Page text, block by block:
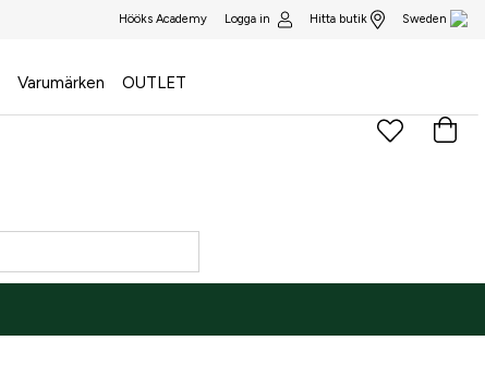
Hööks Academy Logga in Hitta butik Sweden
Varumärken OUTLET